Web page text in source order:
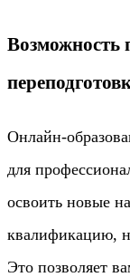
Возможность
Онлайн-
для
освоить новые
квалификацию,
Это позволяет